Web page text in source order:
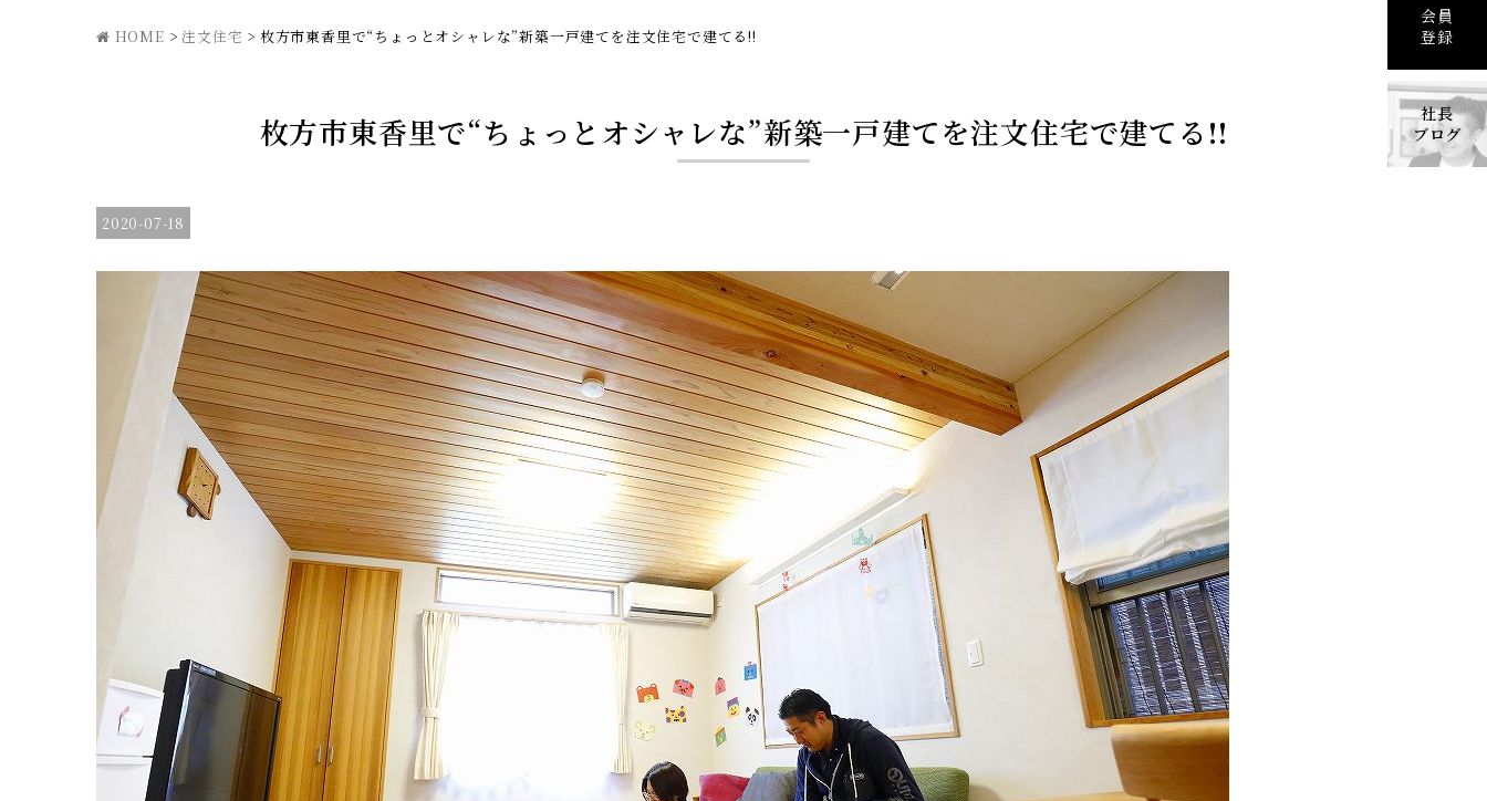
HOME >注文住宅 > 枚方市東香里で“ちょっとオシャレな”新築一戸建てを注文住宅で建てる!!
枚方市東香里で“ちょっとオシャレな”新築一戸建てを注文住宅で建てる!!
2020-07-18
会員
登録
社長
ブログ